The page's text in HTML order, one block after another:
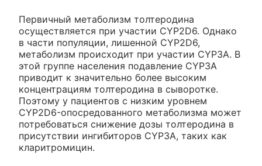
Первичный метаболизм толтеродина
осуществляется при участии CYP2D6. Однако
в части популяции, лишенной CYP2D6,
метаболизм происходит при участии CYP3A. В
этой группе населения подавление CYP3A
приводит к значительно более высоким
концентрациям толтеродина в сыворотке.
Поэтому у пациентов с низким уровнем
CYP2D6-опосредованного метаболизма может
потребоваться снижение дозы толтеродина в
присутствии ингибиторов CYP3A, таких как
кларитромицин.